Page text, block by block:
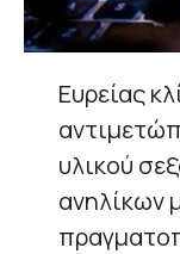
Ευρείας
υλικού
ανηλίκων